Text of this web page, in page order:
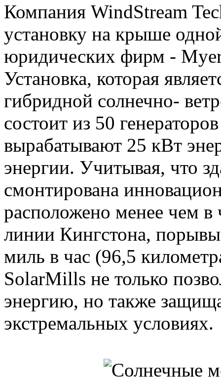
Компания WindStream
установку на крыше
юридических фирм -
Установка, которая
гибридной солнечно-
состоит из 50
вырабатывают 25 кВт
энергии. Учитывая, что
смонтирована
расположено менее чем в
линии Кингстона, порывы
миль в час (96,5
SolarMills не только
энергию, но также
экстремальных условиях.